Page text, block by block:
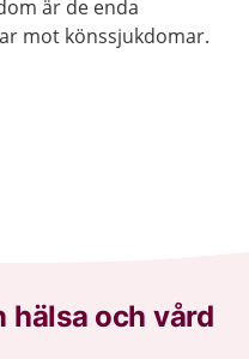
är de enda
mot könssjukdomar.
hälsa och vård